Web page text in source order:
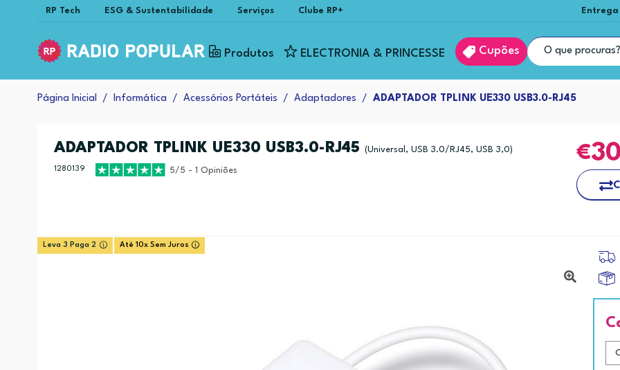
RP Tech ESG & Sustentabilidade Serviços Clube RP+
Produtos ELECTRONIA & PRINCESSE Cupões
Página Inicial Informática Acessórios Portáteis Adaptadores ADAPTADOR TPLINK UE330 USB3.0-RJ45
ADAPTADOR TPLINK UE330 USB3.0-RJ45 (Universal, USB 3.0/RJ45, USB 3,0)
1280139 5/5 - 1 Opiniões
30
Leva 3 Paga 2 Até 10x Sem Juros